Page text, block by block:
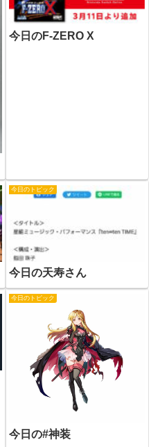
今日のF-ZERO X
今日のトピック
今日の天寿さん
今日のトピック
今日の#神装